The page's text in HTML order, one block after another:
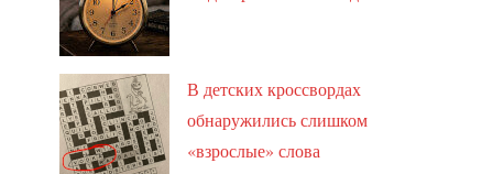
В детских кроссвордах
обнаружились слишком
«взрослые» слова